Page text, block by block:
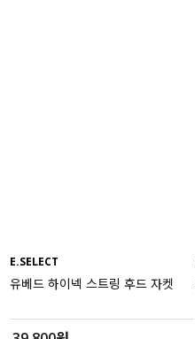
E.SELECT
유베드 하이넥 스트링 후드 자켓